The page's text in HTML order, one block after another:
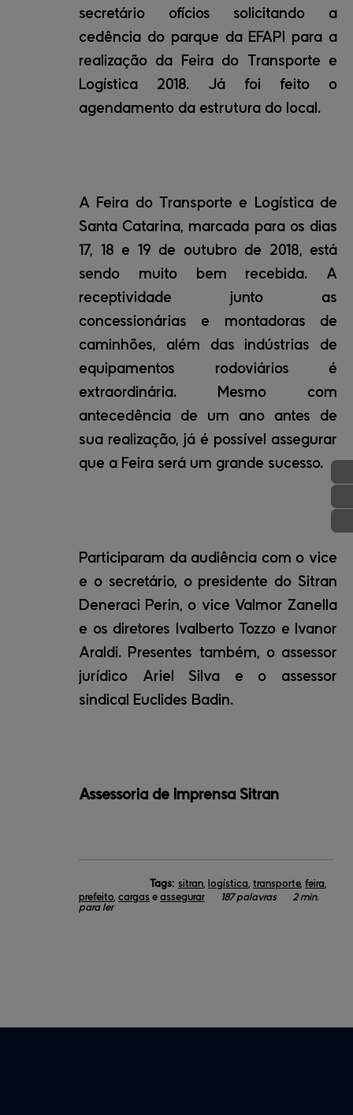
secretário ofícios solicitando a
cedência do parque da EFAPI para a
realização da Feira do Transporte e
Logística 2018. Já foi feito o
agendamento da estrutura do local.
A Feira do Transporte e Logística de
Santa Catarina, marcada para os dias
17, 18 e 19 de outubro de 2018, está
sendo muito bem recebida. A
receptividade junto as
concessionárias e montadoras de
caminhões, além das indústrias de
equipamentos rodoviários é
extraordinária. Mesmo com
antecedência de um ano antes de
sua realização, já é possível assegurar
que a Feira será um grande sucesso.
Participaram da audiência com o vice
e o secretário, o presidente do Sitran
Deneraci Perin, o vice Valmor Zanella
e os diretores Ivalberto Tozzo e Ivanor
Araldi. Presentes também, o assessor
jurídico Ariel Silva e o assessor
sindical Euclides Badin.
Assessoria de Imprensa Sitran
Tags: sitran logística transporte, feira
prefeito, cargas e assegurar 187 palavras
2 min.
para ler